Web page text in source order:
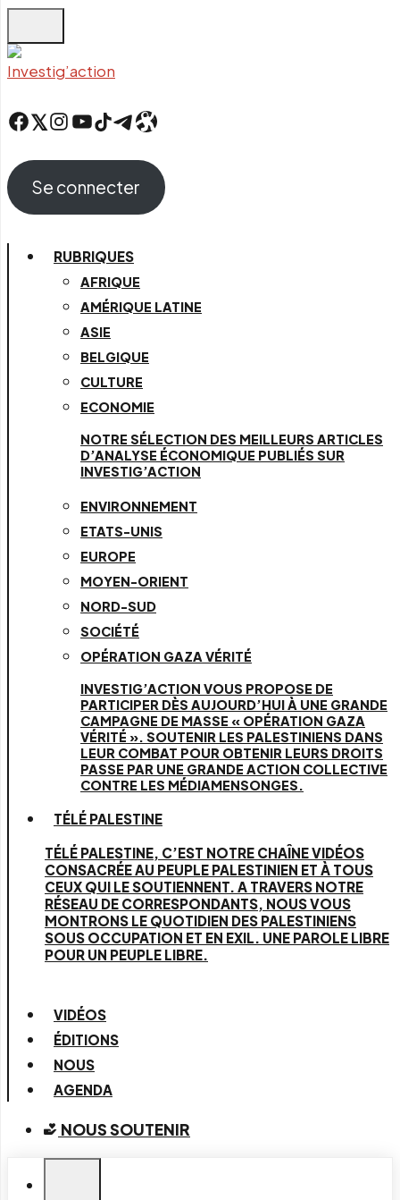
to
main
Facebook Twitter Instagram YouTube TikTok TelegramLien
Se connecter
RUBRIQUES
AFRIQUE
AMÉRIQUE LATINE
ASIE
BELGIQUE
CULTURE
ECONOMIE
NOTRE SÉLECTION DES MEILLEURS ARTICLES
D’ANALYSE ÉCONOMIQUE PUBLIÉS SUR
INVESTIG’ACTION
ENVIRONNEMENT
ETATS-UNIS
EUROPE
MOYEN-ORIENT
NORD-SUD
SOCIÉTÉ
OPÉRATION GAZA VÉRITÉ
INVESTIG’ACTION VOUS PROPOSE DE
PARTICIPER DÈS AUJOURD’HUI À UNE GRANDE
CAMPAGNE DE MASSE « OPÉRATION GAZA
VÉRITÉ ». SOUTENIR LES PALESTINIENS DANS
LEUR COMBAT POUR OBTENIR LEURS DROITS
PASSE PAR UNE GRANDE ACTION COLLECTIVE
CONTRE LES MÉDIAMENSONGES.
TÉLÉ PALESTINE
TÉLÉ PALESTINE, C’EST NOTRE CHAÎNE VIDÉOS
CONSACRÉE AU PEUPLE PALESTINIEN ET À TOUS
CEUX QUI LE SOUTIENNENT. A TRAVERS NOTRE
RÉSEAU DE CORRESPONDANTS, NOUS VOUS
MONTRONS LE QUOTIDIEN DES PALESTINIENS
SOUS OCCUPATION ET EN EXIL. UNE PAROLE LIBRE
POUR UN PEUPLE LIBRE.
VIDÉOS
ÉDITIONS
NOUS
AGENDA
NOUS SOUTENIR